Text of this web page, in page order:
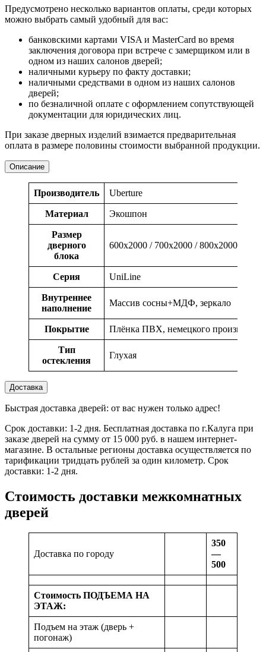
Предусмотрено несколько вариантов оплаты, среди которых
можно выбрать самый удобный для вас:
банковскими картами VISA и MasterCard во время
заключения договора при встрече с замерщиком или в
одном из наших салонов дверей;
наличными курьеру по факту доставки;
наличными средствами в одном из наших салонов
дверей;
по безналичной оплате с оформлением сопутствующей
документации для юридических лиц.
При заказе дверных изделий взимается предварительная
оплата в размере половины стоимости выбранной продукции.
Описание
Производитель Uberture
Материал Экошпон
Размер
дверного
блока
600x2000 / 700x2000 / 800x2000 /
Серия UniLine
Внутреннее
наполнение
Массив сосны+МДФ, зеркало
Покрытие Плёнка ПВХ, немецкого
Тип
остекления
Глухая
Доставка
Быстрая доставка дверей: от вас нужен только адрес!
Срок доставки: 1-2 дня. Бесплатная доставка по г.Калуга при
заказе дверей на сумму от 15 000 руб. в нашем интернет-
магазине. В остальные регионы доставка осуществляется по
тарификации тридцать рублей за один километр. Срок
доставки: 1-2 дня.
Стоимость доставки межкомнатных
дверей
Доставка по городу
350
—
500
Стоимость ПОДЪЕМА НА
ЭТАЖ:
Подъем на этаж (дверь +
погонаж)